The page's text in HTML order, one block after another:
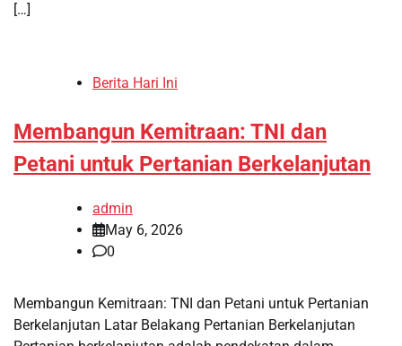
[…]
Berita Hari Ini
Membangun Kemitraan: TNI dan
Petani untuk Pertanian Berkelanjutan
admin
May 6, 2026
0
Membangun Kemitraan: TNI dan Petani untuk Pertanian
Berkelanjutan Latar Belakang Pertanian Berkelanjutan